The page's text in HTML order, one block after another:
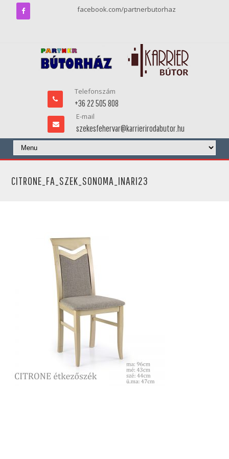
facebook.com/partnerbutorhaz
Telefonszám
+36 22 505 808
E-mail
szekesfehervar@karrierirodabutor.hu
CITRONE_FA_SZEK_SONOMA_INARI23